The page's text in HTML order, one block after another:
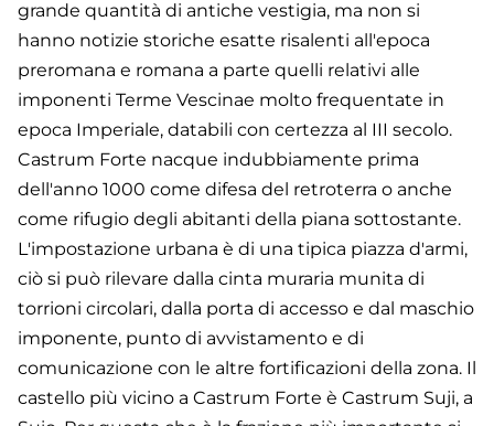
grande quantità di antiche vestigia, ma non si
hanno notizie storiche esatte risalenti all'epoca
preromana e romana a parte quelli relativi alle
imponenti Terme Vescinae molto frequentate in
epoca Imperiale, databili con certezza al III secolo.
Castrum Forte nacque indubbiamente prima
dell'anno 1000 come difesa del retroterra o anche
come rifugio degli abitanti della piana sottostante.
L'impostazione urbana è di una tipica piazza d'armi,
ciò si può rilevare dalla cinta muraria munita di
torrioni circolari, dalla porta di accesso e dal maschio
imponente, punto di avvistamento e di
comunicazione con le altre fortificazioni della zona. Il
castello più vicino a Castrum Forte è Castrum Suji, a